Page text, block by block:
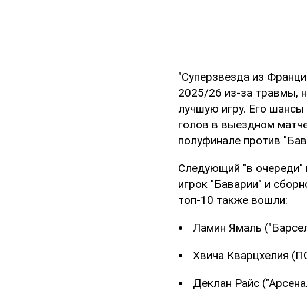
"Суперзвезда из
2025/26 из-за травмы,
лучшую игру. Его
голов в выездном
полуфинале против
Следующий "в очереди"
игрок "Баварии" и
топ-10 также вошли:
Ламин Ямаль
Хвича Кварцхелия
Деклан Райс